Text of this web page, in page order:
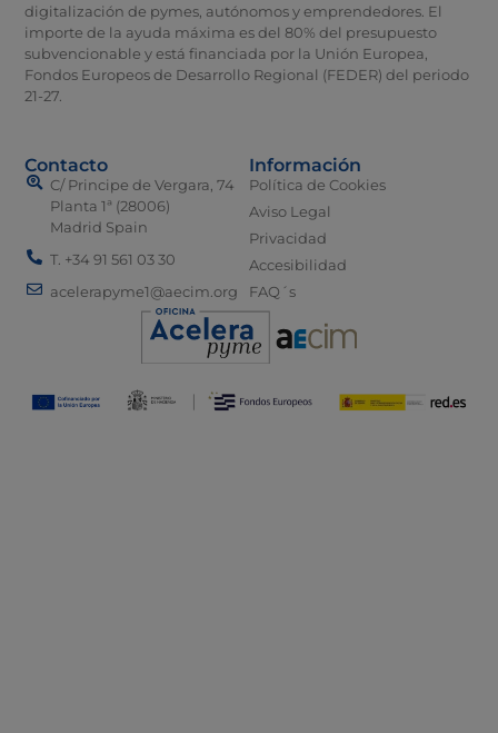
digitalización de pymes, autónomos y emprendedores. El
importe de la ayuda máxima es del 80% del presupuesto
subvencionable y está financiada por la Unión Europea,
Fondos Europeos de Desarrollo Regional (FEDER) del periodo
21-27.
Contacto
C/ Principe de Vergara, 74
Planta 1ª (28006)
Madrid Spain
T. +34 91 561 03 30
acelerapyme1@aecim.org
Información
Política de Cookies
Aviso Legal
Privacidad
Accesibilidad
FAQ´s